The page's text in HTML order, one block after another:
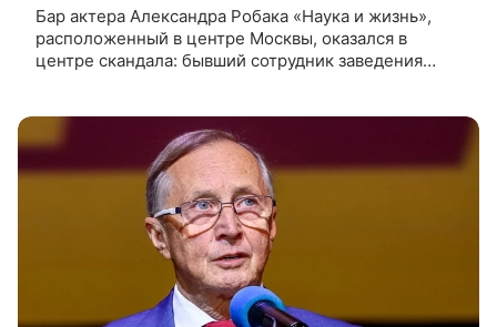
Бар актера Александра Робака «Наука и жизнь»,
расположенный в центре Москвы, оказался в
центре скандала: бывший сотрудник заведения